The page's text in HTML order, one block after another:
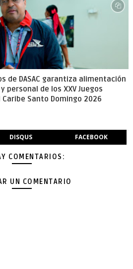
de DASAC garantiza alimentación
personal de los XXV Juegos
Santo Domingo 2026
DISQUS FACEBOOK
COMENTARIOS:
UN COMENTARIO